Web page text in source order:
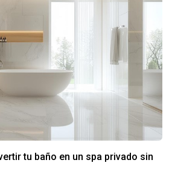
tu baño en un spa privado sin